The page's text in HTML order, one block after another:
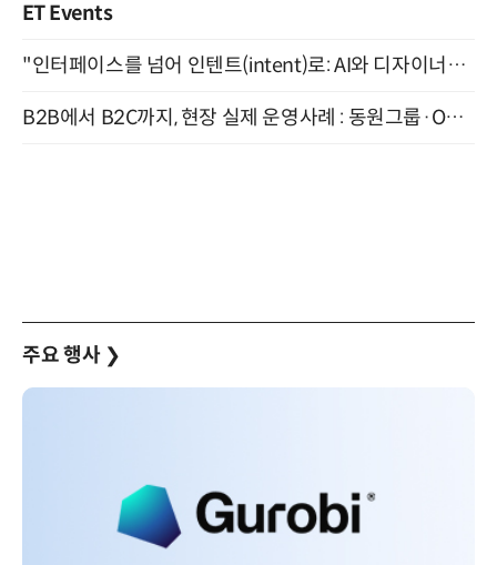
ET Events
"인터페이스를 넘어 인텐트(intent)로: AI와 디자이너가 함께 만드는 공존의 UX" 강남역 (9/2)
B2B에서 B2C까지, 현장 실제 운영사례 : 동원그룹·OCI·다이닝브랜즈그룹·당근 (8/27)
주요 행사 ❯